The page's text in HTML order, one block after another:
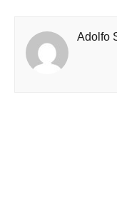
Adolfo